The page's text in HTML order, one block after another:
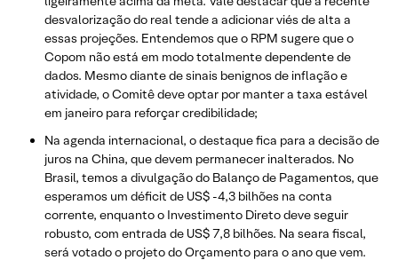
desvalorização do real tende a adicionar viés de alta a
essas projeções. Entendemos que o RPM sugere que o
Copom não está em modo totalmente dependente de
dados. Mesmo diante de sinais benignos de inflação e
atividade, o Comitê deve optar por manter a taxa estável
em janeiro para reforçar credibilidade;
Na agenda internacional, o destaque fica para a decisão de
juros na China, que devem permanecer inalterados. No
Brasil, temos a divulgação do Balanço de Pagamentos, que
esperamos um déficit de US$ -4,3 bilhões na conta
corrente, enquanto o Investimento Direto deve seguir
robusto, com entrada de US$ 7,8 bilhões. Na seara fiscal,
será votado o projeto do Orçamento para o ano que vem.